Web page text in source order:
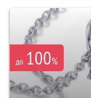
до 100%